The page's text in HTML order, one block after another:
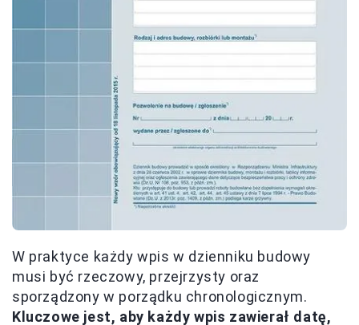
W praktyce każdy wpis w dzienniku budowy
musi być rzeczowy, przejrzysty oraz
sporządzony w porządku chronologicznym.
Kluczowe jest, aby każdy wpis zawierał datę,